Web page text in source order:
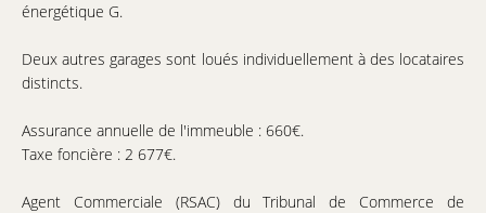
énergétique G.
Deux autres garages sont loués individuellement à des locataires
distincts.
Assurance annuelle de l'immeuble : 660€.
Taxe foncière : 2 677€.
Agent Commerciale (RSAC) du Tribunal de Commerce de